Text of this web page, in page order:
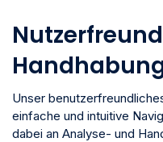
Unser
einfache und intuitive
dabei an Analyse- und